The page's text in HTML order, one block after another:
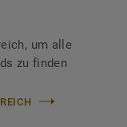
um alle
zu finden